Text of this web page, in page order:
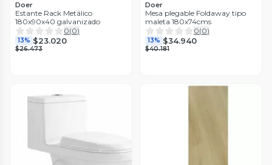
Doer
Estante Rack Metálico
180x90x40 galvanizado
0(0)
13% $23.020
$26.473
Doer
Mesa plegable Foldaway tipo
maleta 180x74cms
0(0)
13% $34.940
$40.181